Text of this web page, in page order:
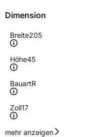
Dimension
Breite205
Höhe45
BauartR
Zoll17
Geschwindigkeitsindex
mehr anzeigen